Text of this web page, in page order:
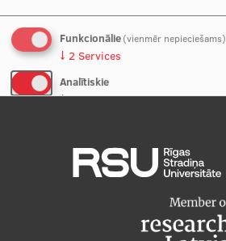
Studentu dzīve
Studiju norises vietas
Fakultātes
Stratēģija
Vēsture un tradīcijas
Funkcionālie(vienmēr nepieciešams)
↓ 2 Services
Analītiskie
↓ 5 Services